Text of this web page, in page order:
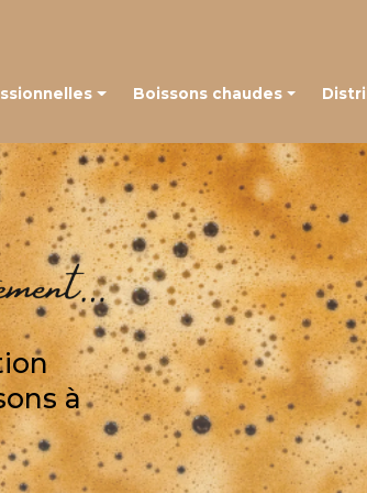
à grains
à capsules
Boissons chaudes
Café en capsules
Café en grains
Thé, chocolat et autres
à